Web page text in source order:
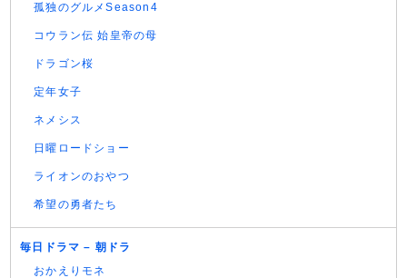
孤独のグルメSeason4
コウラン伝 始皇帝の母
ドラゴン桜
定年女子
ネメシス
日曜ロードショー
ライオンのおやつ
希望の勇者たち
毎日ドラマ – 朝ドラ
おかえりモネ